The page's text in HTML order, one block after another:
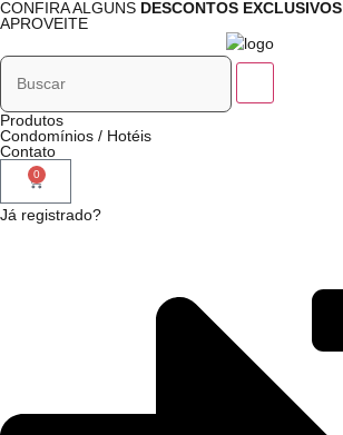
CONFIRA ALGUNS DESCONTOS EXCLUSIVOS
APROVEITE
Produtos
Condomínios / Hotéis
Contato
0
Já registrado?